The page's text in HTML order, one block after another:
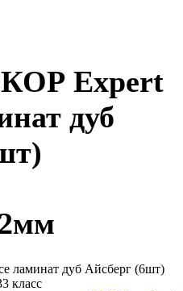
Expert
дуб
ламинат дуб Айсберг (6шт)
класс